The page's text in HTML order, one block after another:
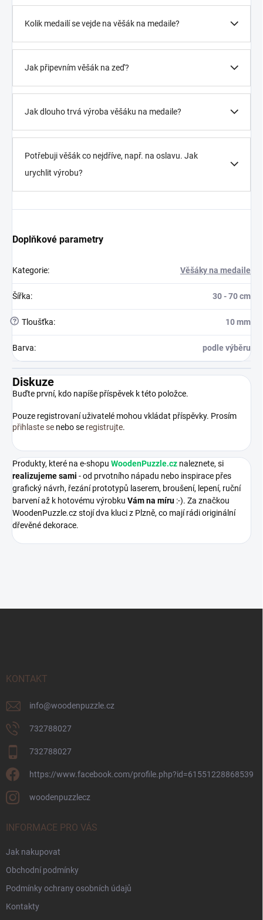
Kolik medailí se vejde na věšák na medaile?
Jak připevním věšák na zeď?
Jak dlouho trvá výroba věšáku na medaile?
Potřebuji věšák co nejdříve, např. na oslavu. Jak
urychlit výrobu?
Doplňkové parametry
Kategorie: Věšáky na medaile
Šířka: 30 - 70 cm
? Tloušťka: 10 mm
Barva: podle výběru
Diskuze
Buďte první, kdo napíše příspěvek k této položce.
Pouze registrovaní uživatelé mohou vkládat příspěvky. Prosím
přihlaste se nebo se registrujte.
Produkty, které na e-shopu WoodenPuzzle.cz naleznete, si
realizujeme sami - od prvotního nápadu nebo inspirace přes
grafický návrh, řezání prototypů laserem, broušení, lepení, ruční
barvení až k hotovému výrobku Vám na míru :-). Za značkou
WoodenPuzzle.cz stojí dva kluci z Plzně, co mají rádi originální
dřevěné dekorace.
KONTAKT
info@woodenpuzzle.cz
732788027
732788027
https://www.facebook.com/profile.php?id=61551228868539
woodenpuzzlecz
INFORMACE PRO VÁS
Jak nakupovat
Obchodní podmínky
Podmínky ochrany osobních údajů
Kontakty